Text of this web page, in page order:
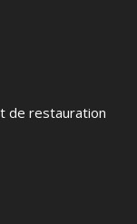
de restauration